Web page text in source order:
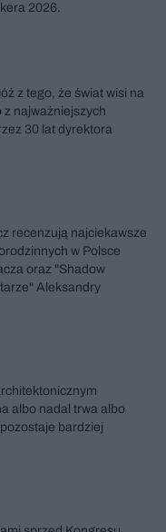
2026.
z tego, że świat wisi na
z najważniejszych
30 lat dyrektora
recenzują najciekawsze
w Polsce
oraz "Shadow
Aleksandry
albo nadal trwa albo
bardziej